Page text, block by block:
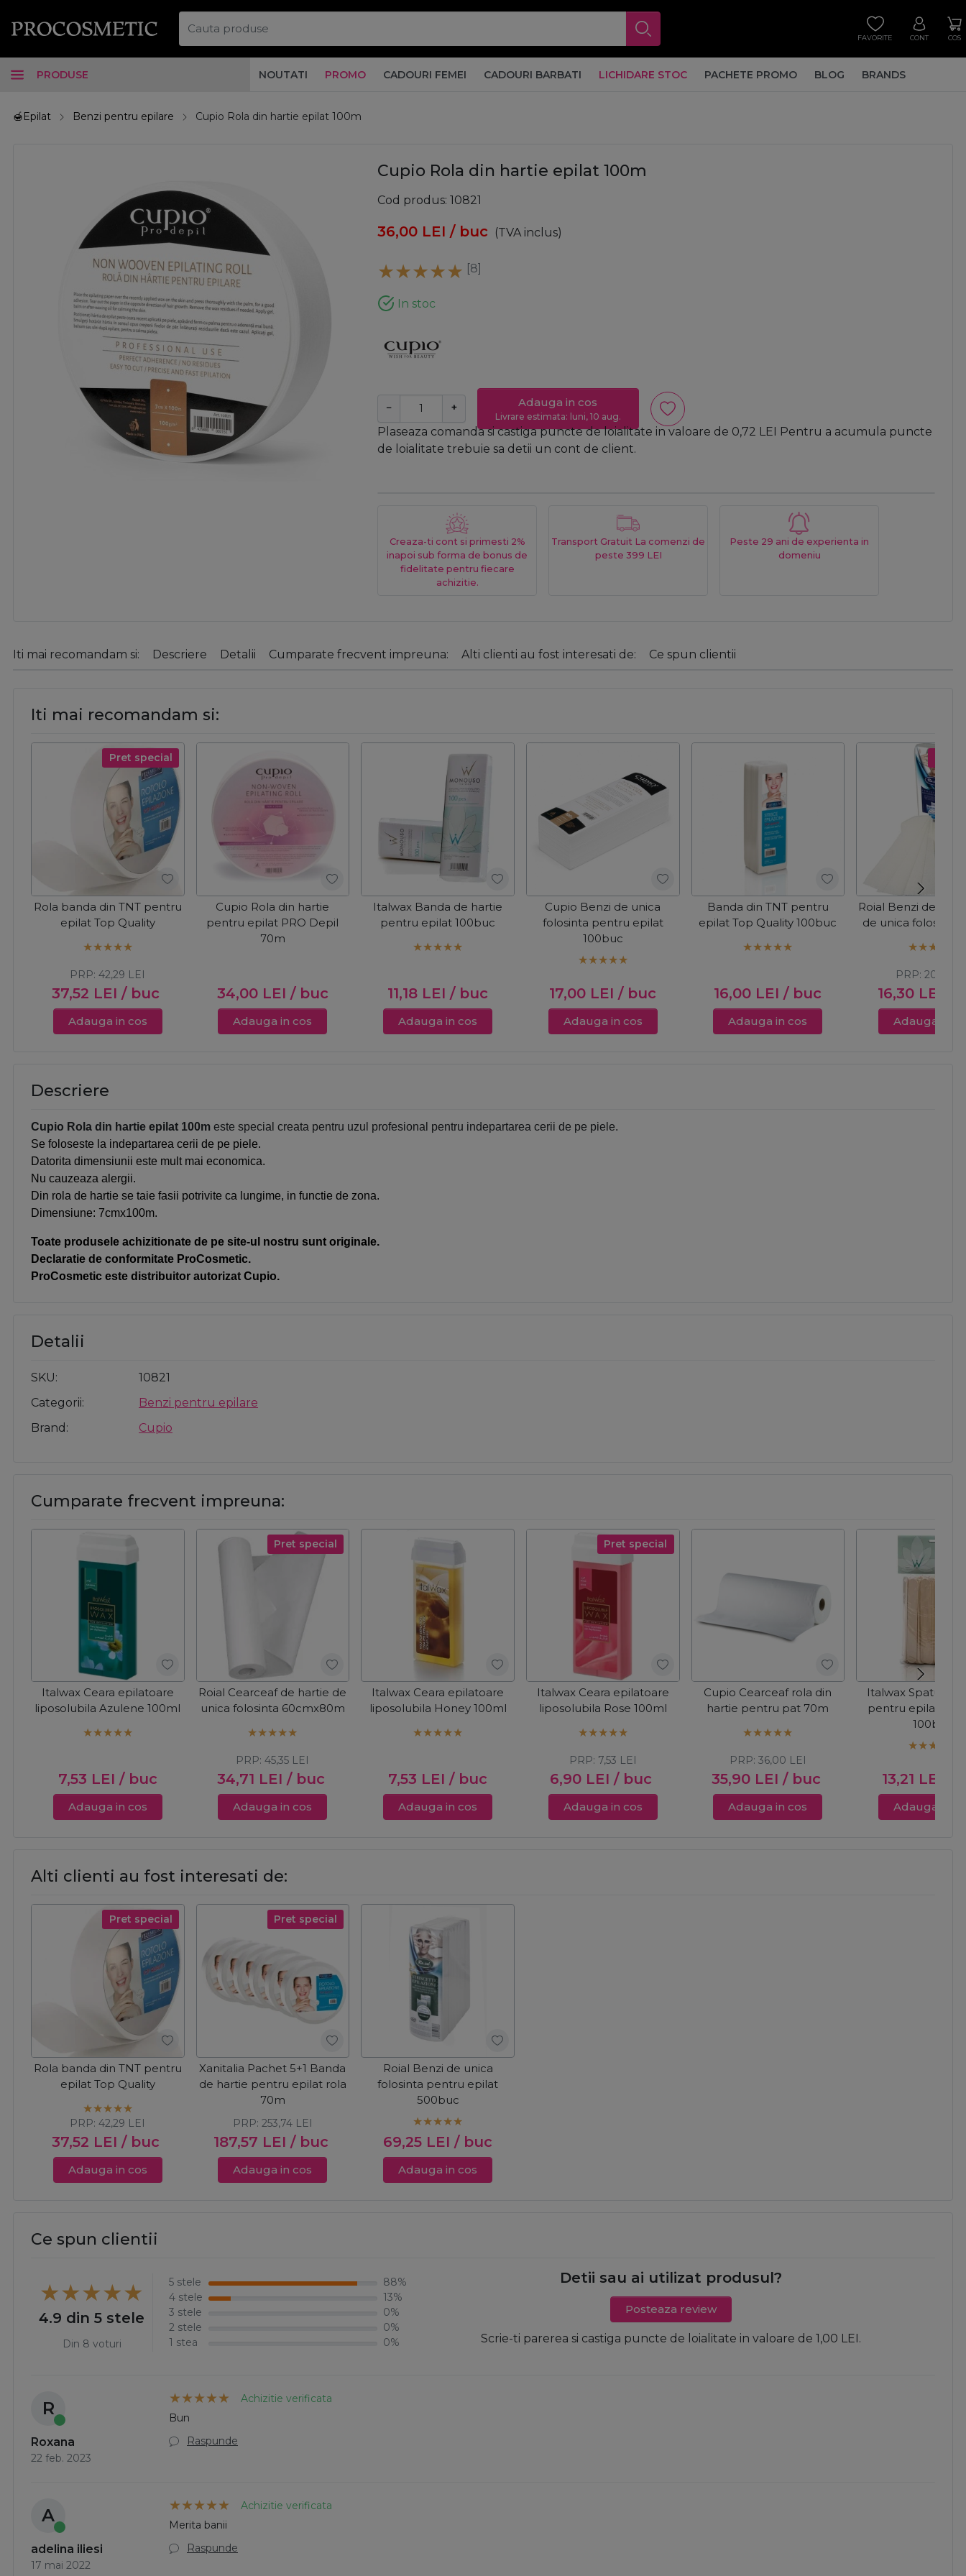
FAVORITE CONT COS
PRODUSE NOUTATI PROMO CADOURI FEMEI CADOURI BARBATI LICHIDARE STOC PACHETE PROMO BLOG BRANDS
🍯Epilat Benzi pentru epilare Cupio Rola din hartie epilat 100m
Cupio Rola din hartie epilat 100m
Cod produs 10821
36,00 LEI / buc (TVA inclus)
[8]
In stoc
− + Adauga in cos
Livrare estimata: luni, 10 aug.
Plaseaza comanda si castiga puncte de loialitate in valoare de 0,72 LEI Pentru a acumula puncte
de loialitate trebuie sa detii un cont de client.
Creaza-ti cont si primesti 2%
inapoi sub forma de bonus de
fidelitate pentru fiecare
achizitie.
Transport Gratuit La comenzi de
peste 399 LEI
Peste 29 ani de experienta in
domeniu
Iti mai recomandam si: Descriere Detalii Cumparate frecvent impreuna: Alti clienti au fost interesati de: Ce spun clientii
Iti mai recomandam si:
Pret special
Rola banda din TNT pentru
epilat Top Quality
37,52 LEI / buc
PRP:42,29 LEI
Adauga in cos
Cupio Rola din hartie
pentru epilat PRO Depil
70m
34,00 LEI / buc
Adauga in cos
Italwax Banda de hartie
pentru epilat 100buc
11,18 LEI / buc
Adauga in cos
Cupio Benzi de unica
folosinta pentru epilat
100buc
17,00 LEI / buc
Adauga in cos
Banda din TNT pentru
epilat Top Quality 100buc
16,00 LEI / buc
Adauga in cos
Roial Benzi de
de unica folosinta
16,30 LEI
PRP: 20,10
Adauga in
Descriere
Cupio Rola din hartie epilat 100m este special creata pentru uzul profesional pentru indepartarea cerii de pe piele.
Se foloseste la indepartarea cerii de pe piele.
Datorita dimensiunii este mult mai economica.
Nu cauzeaza alergii.
Din rola de hartie se taie fasii potrivite ca lungime, in functie de zona.
Dimensiune: 7cmx100m.
Toate produsele achizitionate de pe site-ul nostru sunt originale.
Declaratie de conformitate ProCosmetic.
ProCosmetic este distribuitor autorizat Cupio.
Detalii
SKU
10821
Categorii
Benzi pentru epilare
Brand
Cupio
Cumparate frecvent impreuna:
Italwax Ceara epilatoare
liposolubila Azulene 100ml
7,53 LEI / buc
Adauga in cos
Pret special
Roial Cearceaf de hartie de
unica folosinta 60cmx80m
34,71 LEI / buc
PRP:45,35 LEI
Adauga in cos
Italwax Ceara epilatoare
liposolubila Honey 100ml
7,53 LEI / buc
Adauga in cos
Pret special
Italwax Ceara epilatoare
liposolubila Rose 100ml
6,90 LEI / buc
PRP: 7,53 LEI
Adauga in cos
Cupio Cearceaf rola din
hartie pentru pat 70m
35,90 LEI / buc
PRP: 36,00 LEI
Adauga in cos
Italwax Spatule
pentru epilat -
100buc
13,21 LEI
Adauga in
Alti clienti au fost interesati de:
Pret special
Rola banda din TNT pentru
epilat Top Quality
37,52 LEI / buc
PRP:42,29 LEI
Adauga in cos
Pret special
Xanitalia Pachet 5+1 Banda
de hartie pentru epilat rola
70m
187,57 LEI / buc
PRP: 253,74 LEI
Adauga in cos
Roial Benzi de unica
folosinta pentru epilat
500buc
69,25 LEI / buc
Adauga in cos
Ce spun clientii
4.9 din 5 stele
Din 8 voturi
5 stele
88%
4 stele
13%
3 stele
0%
2 stele
0%
1 stea
0%
Detii sau ai utilizat produsul?
Posteaza review
Scrie-ti parerea si castiga puncte de loialitate in valoare de 1,00 LEI.
R
Roxana
22 feb. 2023
Achizitie verificata
Bun
Raspunde
A
adelina iliesi
17 mai 2022
Achizitie verificata
Merita banii
Raspunde